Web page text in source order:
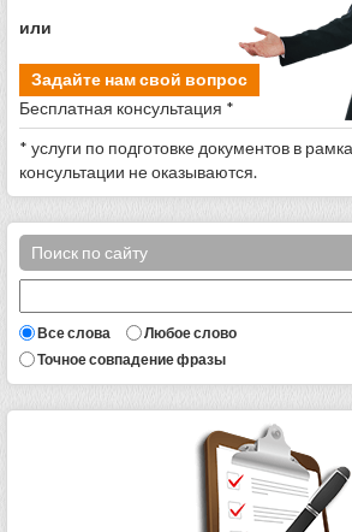
или
Задайте нам свой вопрос
Бесплатная консультация *
* услуги по подготовке документов в
консультации не оказываются.
Поиск по сайту
Все слова
Любое слово
Точное совпадение фразы